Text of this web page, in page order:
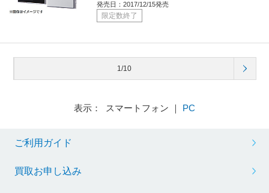
発売日：2017/12/15発売
限定数終了
1/10
表示： スマートフォン ｜ PC
ご利用ガイド
買取お申し込み